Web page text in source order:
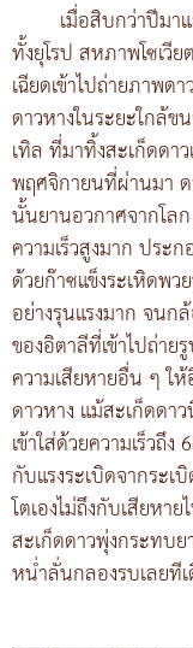
เมื่อสิบกว่าปีมา
ทั้งยุโรป สหภาพโซเ
เฉียดเข้าไปถ่ายภาพ
ดาวหางในระยะใกล้
เทิล ที่มาทิ้งสะเก็ดดา
พฤศจิกายนที่ผ่านมา
นั้นยานอวกาศจากโล
ความเร็วสูงมาก ประ
ด้วยก๊าซแข็งระเหิดพ
อย่างรุนแรงมาก จน
ของอิตาลีที่เข้าไปถ่า
ความเสียหายอื่น ๆ ใ
ดาวหาง แม้สะเก็ดดา
เข้าใส่ด้วยความเร็วถึ
กับแรงระเบิดจากระ
โตเองไม่ถึงกับเสียหา
สะเก็ดดาวพุ่งกระทบ
หน่ำลั่นกลองรบเลยที